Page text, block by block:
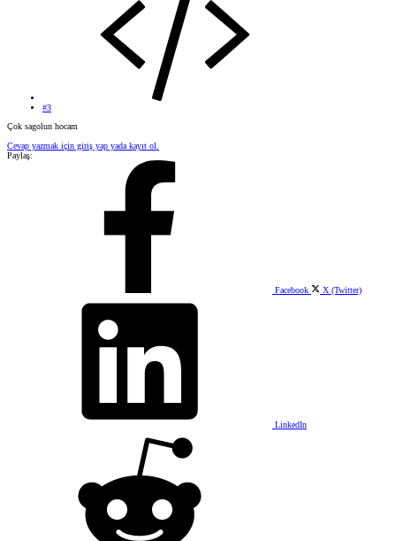
#3
Çok sagolun hocam
Cevap yazmak için giriş yap yada kayıt ol.
Paylaş:
Facebook X (Twitter)
LinkedIn